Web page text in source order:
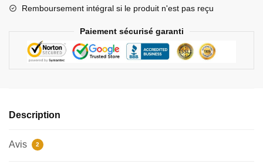
-
Dad
Remboursement intégral si le produit n'est pas reçu
Paiement sécurisé garanti
Description
Avis 2